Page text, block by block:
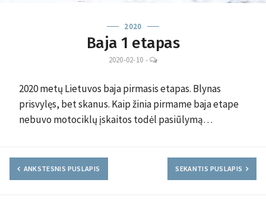
2020
Baja 1 etapas
2020-02-10 -
LEAVE
2020 metų Lietuvos baja pirmasis etapas. Blynas
prisvylęs, bet skanus. Kaip žinia pirmame baja etape
nebuvo motociklų įskaitos todėl pasiūlymą…
ANKSTESNIS PUSLAPIS SEKANTIS PUSLAPIS